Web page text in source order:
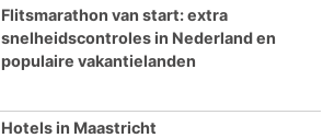
Flitsmarathon van start: extra
snelheidscontroles in Nederland en
populaire vakantielanden
Hotels in Maastricht